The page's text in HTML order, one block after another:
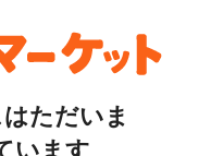
ただいま
います